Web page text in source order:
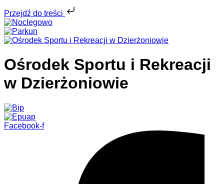
Przejdź do treści
Ośrodek Sportu i Rekreacji
w Dzierżoniowie
Facebook-f